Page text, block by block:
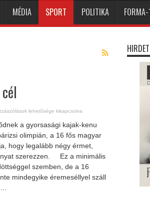
MÉDIA SPORT POLITIKA FORMA-
lehetősége kikapcsolva
a gyorsasági kajak-kenu
olimpián, a 16 fős magyar
hogy legalább négy érmet,
szerezzen. Ez a minimális
szemben, de a 16
mindegyike éremeséllyel száll